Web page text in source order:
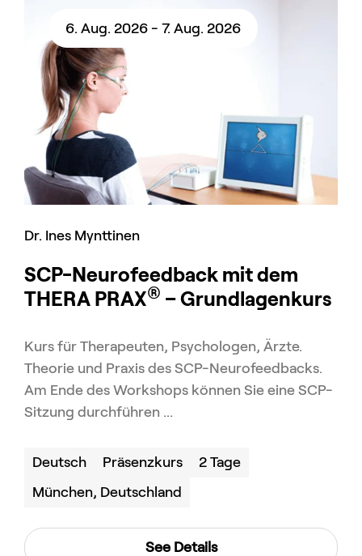
6. Aug. 2026 - 7. Aug. 2026
Dr. Ines Mynttinen
SCP-Neurofeedback mit dem
THERA PRAX® – Grundlagenkurs
Kurs für Therapeuten, Psychologen, Ärzte.
Theorie und Praxis des SCP-Neurofeedbacks.
Am Ende des Workshops können Sie eine SCP-
Sitzung durchführen ...
Deutsch
Präsenzkurs
München, Deutschland
2 Tage
See Details